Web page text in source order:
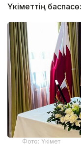
Үкіметтің
Фото: Үкімет